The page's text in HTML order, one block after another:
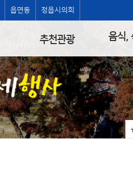
읍면동 정읍시의회
추천관광 음식,